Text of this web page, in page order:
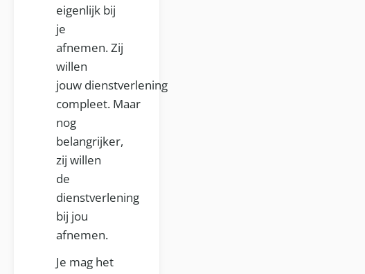
eigenlijk bij
je
afnemen. Zij
willen
jouw dienstverlening
compleet. Maar
nog
belangrijker,
zij willen
de
dienstverlening
bij jou
afnemen.
Je mag het